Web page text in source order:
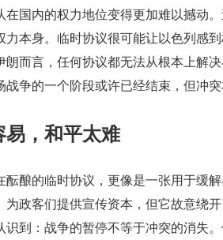
在国内的权力地位变得更加难以撼动
力本身。临时协议很可能让以色列感
朗而言，任何协议都无法从根本上解
争的一个阶段或许已经结束，但冲
，和平太难
酝酿的临时协议，更像是一张用于缓
为政客们提供宣传资本，但它故意绕
识到：战争的暂停不等于冲突的消失